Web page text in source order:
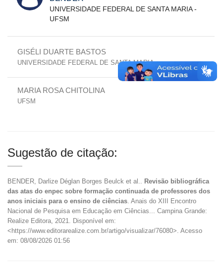
UNIVERSIDADE FEDERAL DE SANTA MARIA -
UFSM
GISÉLI DUARTE BASTOS
UNIVERSIDADE FEDERAL DE SANTA MARIA
MARIA ROSA CHITOLINA
UFSM
Sugestão de citação:
BENDER, Darlize Déglan Borges Beulck et al.. Revisão bibliográfica
das atas do enpec sobre formação continuada de professores dos
anos iniciais para o ensino de ciências. Anais do XIII Encontro
Nacional de Pesquisa em Educação em Ciências... Campina Grande:
Realize Editora, 2021. Disponível em:
<https://www.editorarealize.com.br/artigo/visualizar/76080>. Acesso
em: 08/08/2026 01:56